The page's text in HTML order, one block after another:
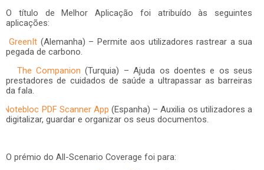
O título de Melhor Aplicação foi atribuído às seguintes
aplicações:
GreenIt (Alemanha) – Permite aos utilizadores rastrear a sua
pegada de carbono.
The Companion (Turquia) – Ajuda os doentes e os seus
prestadores de cuidados de saúde a ultrapassar as barreiras
da fala.
Notebloc PDF Scanner App (Espanha) – Auxilia os utilizadores a
digitalizar, guardar e organizar os seus documentos.
O prémio do All-Scenario Coverage foi para: